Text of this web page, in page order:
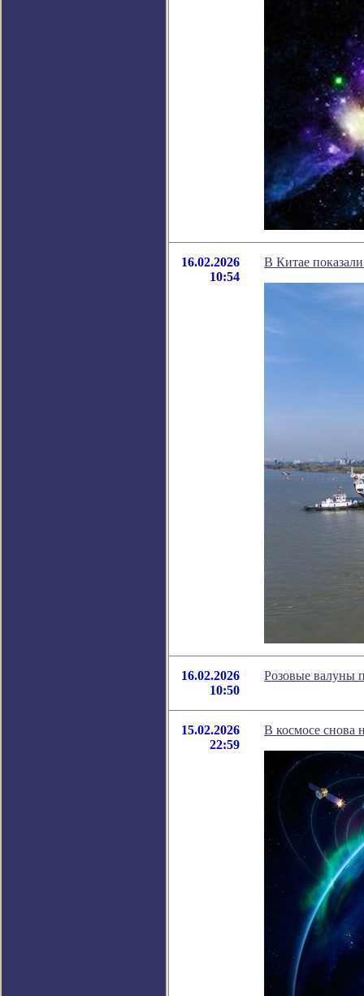
16.02.2026
10:54
В Китае
16.02.2026
10:50
Розовые валуны
15.02.2026
22:59
В космосе снова